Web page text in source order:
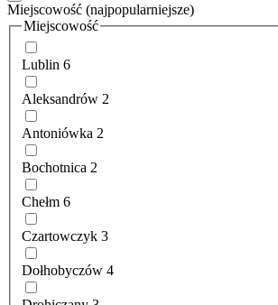
Miejscowość (najpopularniejsze)
Miejscowość
Lublin 6
Aleksandrów 2
Antoniówka 2
Bochotnica 2
Chełm 6
Czartowczyk 3
Dołhobyczów 4